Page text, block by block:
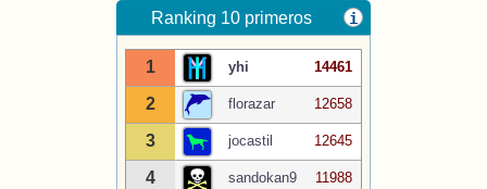
Ranking 10 primeros i
1 yhi 14461
2 florazar 12658
3 jocastil 12645
4 sandokan9 11988